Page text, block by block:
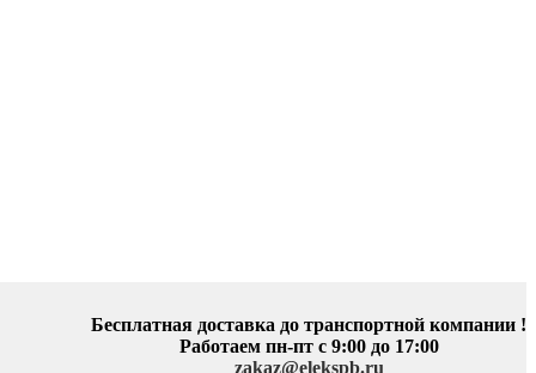
Бесплатная доставка до транспортной компании !
Работаем пн-пт с 9:00 до 17:00
zakaz@elekspb.ru